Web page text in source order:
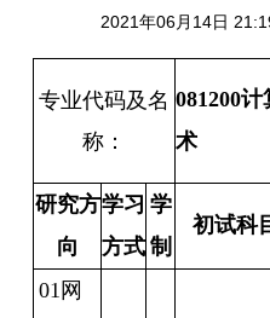
2021年06月14日
专业代码及名
称：
081200计
术
研究方
向
学习
方式
学
制
初试科
01 网